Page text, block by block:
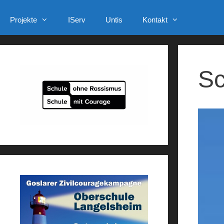
Projekte IServ Untis Kontakt